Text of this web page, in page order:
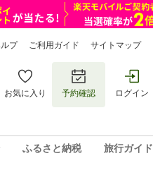
プ ご利用ガイド サイトマップ
お気に入り 予約確認 ログイン
ふるさと納税 旅行ガイド